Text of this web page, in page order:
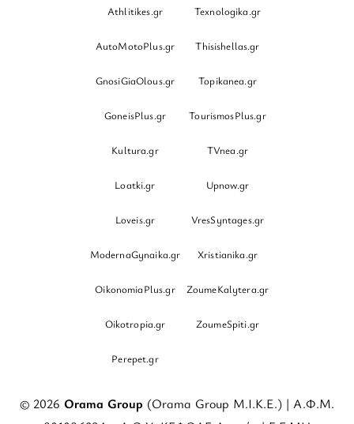
Athlitikes.gr Texnologika.gr
AutoMotoPlus.gr Thisishellas.gr
GnosiGiaOlous.gr Topikanea.gr
GoneisPlus.gr TourismosPlus.gr
Kultura.gr TVnea.gr
Loatki.gr Upnow.gr
Loveis.gr VresSyntages.gr
ModernaGynaika.gr Xristianika.gr
OikonomiaPlus.gr ZoumeKalytera.gr
Oikotropia.gr ZoumeSpiti.gr
Perepet.gr
© 2026 Orama Group (Orama Group Μ.Ι.Κ.Ε.) | Α.Φ.Μ.